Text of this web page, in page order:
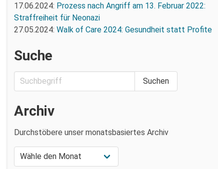
17.06.2024: Prozess nach Angriff am 13. Februar 2022:
Straffreiheit für Neonazi
27.05.2024: Walk of Care 2024: Gesundheit statt Profite
Suche
Archiv
Durchstöbere unser monatsbasiertes Archiv